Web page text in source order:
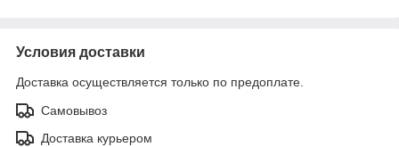
Условия доставки
Доставка осуществляется только по предоплате.
Самовывоз
Доставка курьером